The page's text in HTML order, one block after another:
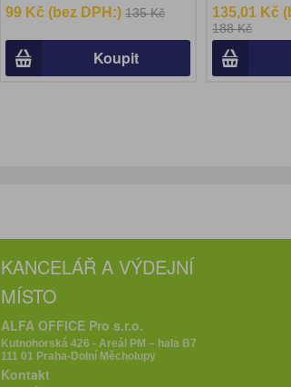
99 Kč (bez DPH:) 135 Kč
Koupit
135,01 Kč
188 Kč
KANCELÁŘ A VÝDEJNÍ
MÍSTO
ALFA OFFICE Pro s.r.o.
Kutnohorská 426 - Areál PM – hala B7
111 01 Praha-Dolní Měcholupy
Kontakt